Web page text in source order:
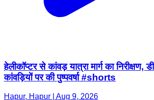
हेलीकॉप्टर से कांवड़ यात्रा मार्ग का निरीक्षण,
कांवड़ियों पर की पुष्पवर्षा #shorts
Hapur, Hapur | Aug 9, 2026